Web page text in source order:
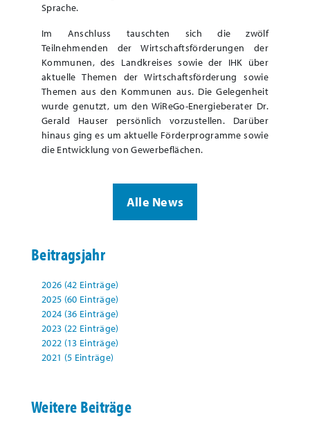
Sprache.
Im Anschluss tauschten sich die zwölf
Teilnehmenden der Wirtschaftsförderungen der
Kommunen, des Landkreises sowie der IHK über
aktuelle Themen der Wirtschaftsförderung sowie
Themen aus den Kommunen aus. Die Gelegenheit
wurde genutzt, um den WiReGo-Energieberater Dr.
Gerald Hauser persönlich vorzustellen. Darüber
hinaus ging es um aktuelle Förderprogramme sowie
die Entwicklung von Gewerbeflächen.
Alle News
Beitragsjahr
2026 (42 Einträge)
2025 (60 Einträge)
2024 (36 Einträge)
2023 (22 Einträge)
2022 (13 Einträge)
2021 (5 Einträge)
Weitere Beiträge